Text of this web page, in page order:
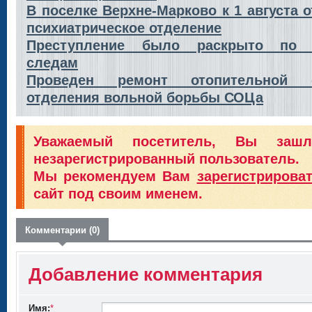
В поселке Верхне-Марково к 1 августа
психиатрическое отделение
Преступление было раскрыто по
следам
Проведен ремонт отопительной
отделения вольной борьбы СОЦа
Уважаемый посетитель, Вы
незарегистрированный пользователь.
Мы рекомендуем Вам
сайт под своим именем.
Комментарии (0)
Добавление комментария
Имя:*